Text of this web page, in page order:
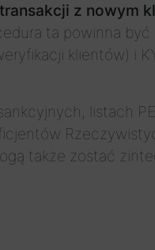
z nowym
ta powinna
klientów) i
listach
także zostać